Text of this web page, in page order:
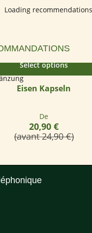
Loading
produits
Select options
Eisen Kapseln
Prix régulier :
De
20,90 €
(avant 24,90 €)